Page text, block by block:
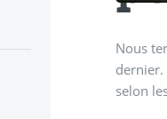
Nous
selon